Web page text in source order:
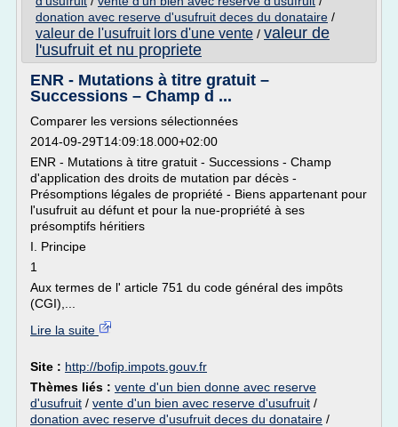
donation avec reserve d'usufruit deces du donataire /
valeur de l'usufruit lors d'une vente / valeur de
l'usufruit et nu propriete
ENR - Mutations à titre gratuit –
Successions – Champ d ...
Comparer les versions sélectionnées
2014-09-29T14:09:18.000+02:00
ENR - Mutations à titre gratuit - Successions - Champ
d'application des droits de mutation par décès -
Présomptions légales de propriété - Biens appartenant pour
l'usufruit au défunt et pour la nue-propriété à ses
présomptifs héritiers
I. Principe
1
Aux termes de l' article 751 du code général des impôts
(CGI),...
Lire la suite
Site : http://bofip.impots.gouv.fr
Thèmes liés : vente d'un bien donne avec reserve
d'usufruit / vente d'un bien avec reserve d'usufruit /
donation avec reserve d'usufruit deces du donataire /